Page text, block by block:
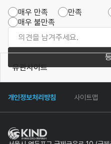
매우 만족 만족
매우 불만족
개인정보처리방침 사이트맵
유관사이트